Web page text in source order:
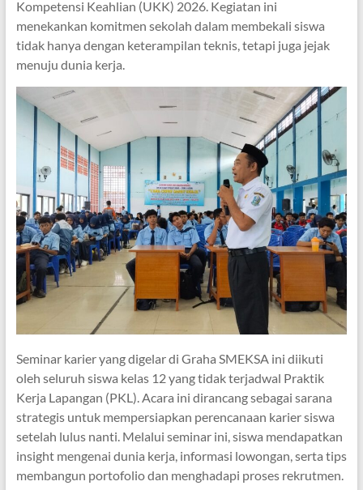
Kompetensi Keahlian (UKK) 2026. Kegiatan ini
menekankan komitmen sekolah dalam membekali siswa
tidak hanya dengan keterampilan teknis, tetapi juga jejak
menuju dunia kerja.
Seminar karier yang digelar di Graha SMEKSA ini diikuti
oleh seluruh siswa kelas 12 yang tidak terjadwal Praktik
Kerja Lapangan (PKL). Acara ini dirancang sebagai sarana
strategis untuk mempersiapkan perencanaan karier siswa
setelah lulus nanti. Melalui seminar ini, siswa mendapatkan
insight mengenai dunia kerja, informasi lowongan, serta tips
membangun portofolio dan menghadapi proses rekrutmen.